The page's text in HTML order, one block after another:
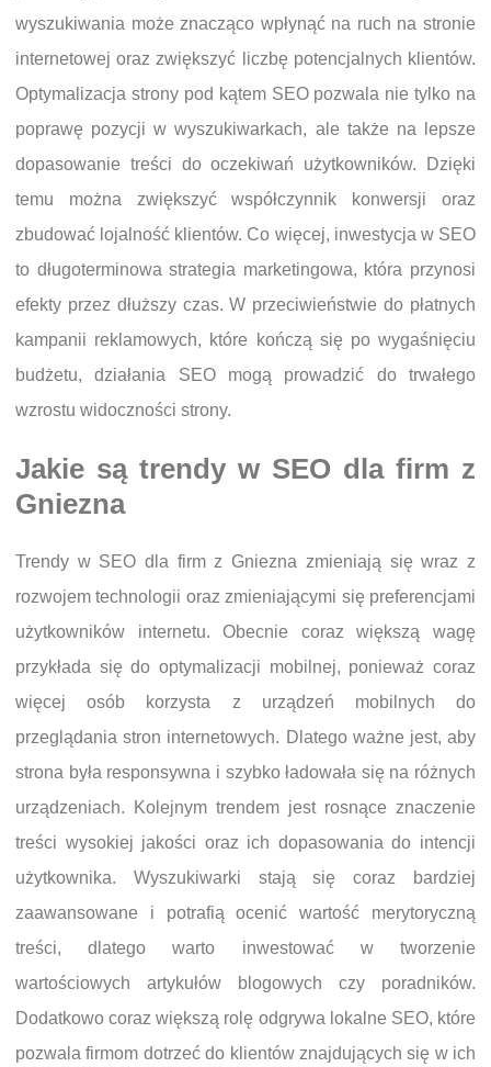
wyszukiwania może znacząco wpłynąć na ruch na stronie
internetowej oraz zwiększyć liczbę potencjalnych klientów.
Optymalizacja strony pod kątem SEO pozwala nie tylko na
poprawę pozycji w wyszukiwarkach, ale także na lepsze
dopasowanie treści do oczekiwań użytkowników. Dzięki
temu można zwiększyć współczynnik konwersji oraz
zbudować lojalność klientów. Co więcej, inwestycja w SEO
to długoterminowa strategia marketingowa, która przynosi
efekty przez dłuższy czas. W przeciwieństwie do płatnych
kampanii reklamowych, które kończą się po wygaśnięciu
budżetu, działania SEO mogą prowadzić do trwałego
wzrostu widoczności strony.
Jakie są trendy w SEO dla firm z
Gniezna
Trendy w SEO dla firm z Gniezna zmieniają się wraz z
rozwojem technologii oraz zmieniającymi się preferencjami
użytkowników internetu. Obecnie coraz większą wagę
przykłada się do optymalizacji mobilnej, ponieważ coraz
więcej osób korzysta z urządzeń mobilnych do
przeglądania stron internetowych. Dlatego ważne jest, aby
strona była responsywna i szybko ładowała się na różnych
urządzeniach. Kolejnym trendem jest rosnące znaczenie
treści wysokiej jakości oraz ich dopasowania do intencji
użytkownika. Wyszukiwarki stają się coraz bardziej
zaawansowane i potrafią ocenić wartość merytoryczną
treści, dlatego warto inwestować w tworzenie
wartościowych artykułów blogowych czy poradników.
Dodatkowo coraz większą rolę odgrywa lokalne SEO, które
pozwala firmom dotrzeć do klientów znajdujących się w ich